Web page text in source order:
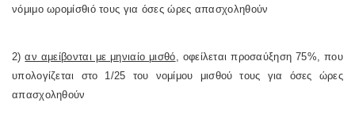
νόμιμο ωρομίσθιό τους για όσες ώρες απασχοληθούν
2) αν αμείβονται με μηνιαίο μισθό, οφείλεται προσαύξηση 75%, που
υπολογίζεται στο 1/25 του νομίμου μισθού τους για όσες ώρες
απασχοληθούν